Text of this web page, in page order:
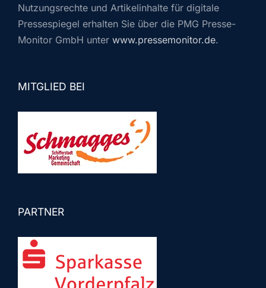
Nutzungsrechte und Artikelinhalte für digitale
Pressespiegel erhalten Sie über die PMG Presse-
Monitor GmbH unter www.pressemonitor.de.
MITGLIED BEI
PARTNER